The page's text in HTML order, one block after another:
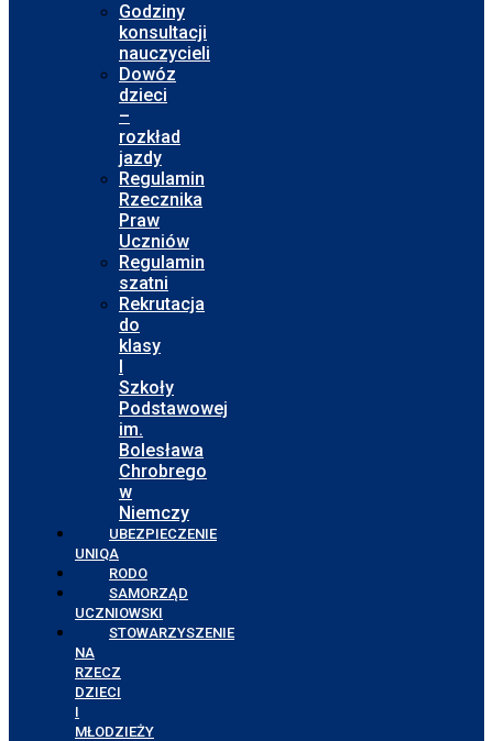
Godziny
konsultacji
nauczycieli
Dowóz
dzieci
–
rozkład
jazdy
Regulamin
Rzecznika
Praw
Uczniów
Regulamin
szatni
Rekrutacja
do
klasy
I
Szkoły
Podstawowej
im.
Bolesława
Chrobrego
w
Niemczy
UBEZPIECZENIE
UNIQA
RODO
SAMORZĄD
UCZNIOWSKI
STOWARZYSZENIE
NA
RZECZ
DZIECI
I
MŁODZIEŻY